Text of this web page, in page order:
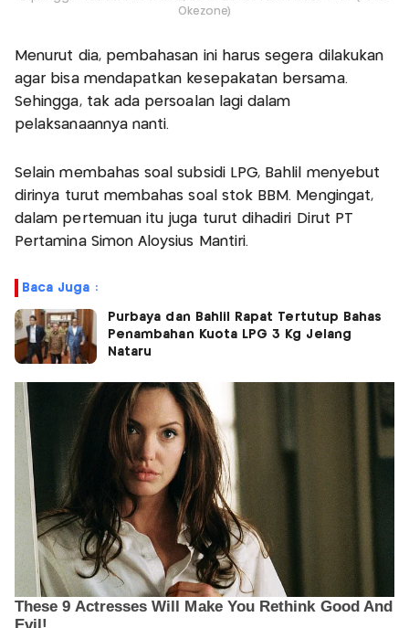
Okezone)
Menurut dia, pembahasan ini harus segera dilakukan
agar bisa mendapatkan kesepakatan bersama.
Sehingga, tak ada persoalan lagi dalam
pelaksanaannya nanti.
Selain membahas soal subsidi LPG, Bahlil menyebut
dirinya turut membahas soal stok BBM. Mengingat,
dalam pertemuan itu juga turut dihadiri Dirut PT
Pertamina Simon Aloysius Mantiri.
Baca Juga :
Purbaya dan Bahlil Rapat Tertutup Bahas
Penambahan Kuota LPG 3 Kg Jelang
Nataru